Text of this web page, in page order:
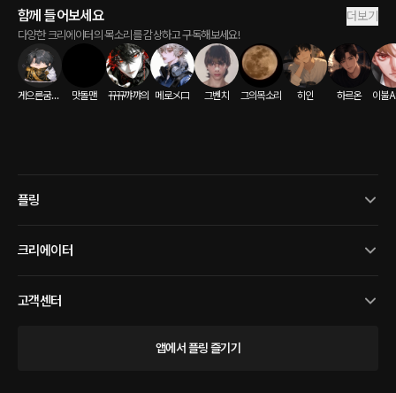
함께 들어보세요 더보기
다양한 크리에이터의 목소리를 감상하고 구독해보세요!
게으른굼벵이 맛돌맨 뀨뀨꺄꺄의 메로メロ 그벤치 그의목소리 히인 하르온 이불
플링
크리에이터
고객센터
앱에서 플링 즐기기